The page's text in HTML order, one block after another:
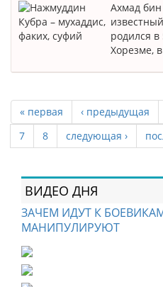
Ахмад
родился
Хорезме,
« первая ‹ предыдущая
7
8 следующая ›
ВИДЕО ДНЯ
ЗАЧЕМ ИДУТ К
МАНИПУЛИРУЮТ